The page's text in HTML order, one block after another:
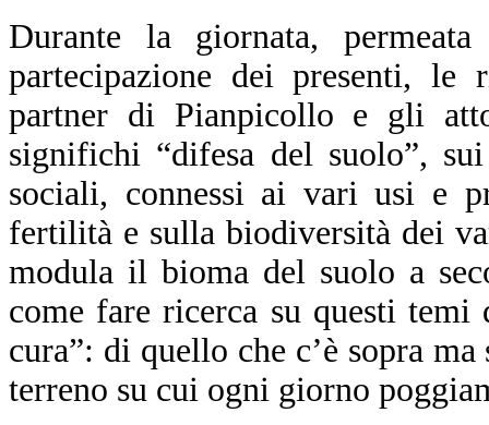
Durante la giornata,
partecipazione dei presenti,
partner di Pianpicollo e gli
significhi “difesa del suolo”,
sociali, connessi ai vari usi e
fertilità e sulla biodiversità dei
modula il bioma del suolo a
come fare ricerca su questi temi
cura”: di quello che c’è sopra
terreno su cui ogni giorno